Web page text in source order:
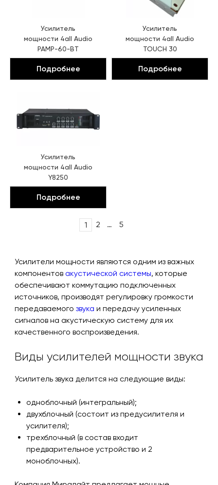
Усилитель
мощности 4all Audio
PAMP-60-BT
Подробнее
Усилитель
мощности 4all Audio
TOUCH 30
Подробнее
Усилитель
мощности 4all Audio
Y8250
Подробнее
1 2 … 5
Усилители мощности являются одним из важных
компонентов акустической системы, которые
обеспечивают коммутацию подключенных
источников, производят регулировку громкости
передаваемого звука и передачу усиленных
сигналов на акустическую систему для их
качественного воспроизведения.
Виды усилителей мощности звука
Усилитель звука делится на следующие виды:
одноблочный (интегральный);
двухблочный (состоит из предусилителя и
усилителя);
трехблочный (в состав входит
предварительное устройство и 2
моноблочных).